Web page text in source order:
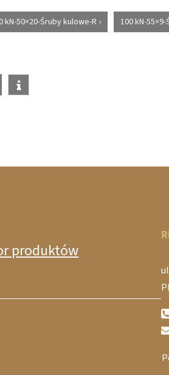
kN-50×20-Śruby kulowe-R 100 kN-
produktów